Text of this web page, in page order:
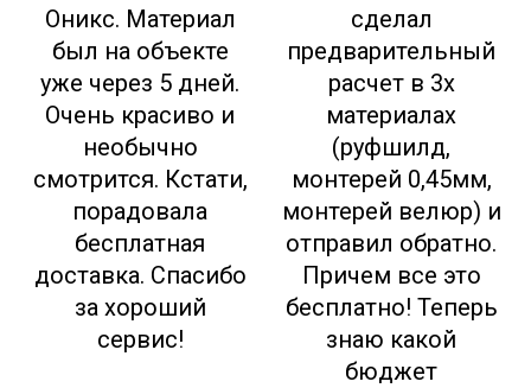
Оникс. Материал
был на объекте
уже через 5 дней.
Очень красиво и
необычно
смотрится. Кстати,
порадовала
бесплатная
доставка. Спасибо
за хороший
сервис!
сделал
предварительный
расчет в 3х
материалах
(руфшилд,
монтерей 0,45мм,
монтерей велюр) и
отправил обратно.
Причем все это
бесплатно! Теперь
знаю какой
бюджет